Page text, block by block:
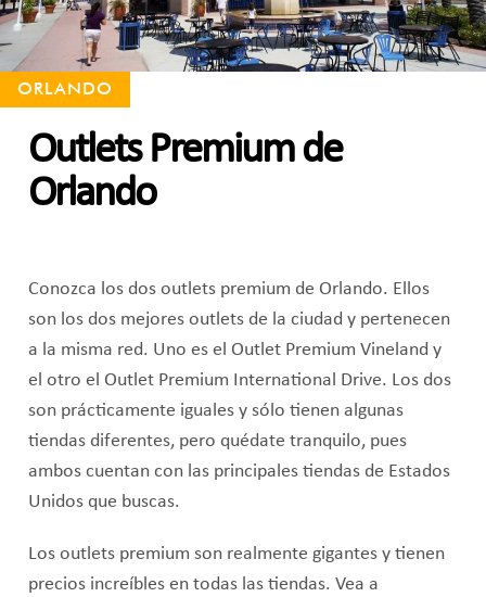
ORLANDO
Outlets Premium de
Orlando
Conozca los dos outlets premium de Orlando. Ellos
son los dos mejores outlets de la ciudad y pertenecen
a la misma red. Uno es el Outlet Premium Vineland y
el otro el Outlet Premium International Drive. Los dos
son prácticamente iguales y sólo tienen algunas
tiendas diferentes, pero quédate tranquilo, pues
ambos cuentan con las principales tiendas de Estados
Unidos que buscas.
Los outlets premium son realmente gigantes y tienen
precios increíbles en todas las tiendas. Vea a